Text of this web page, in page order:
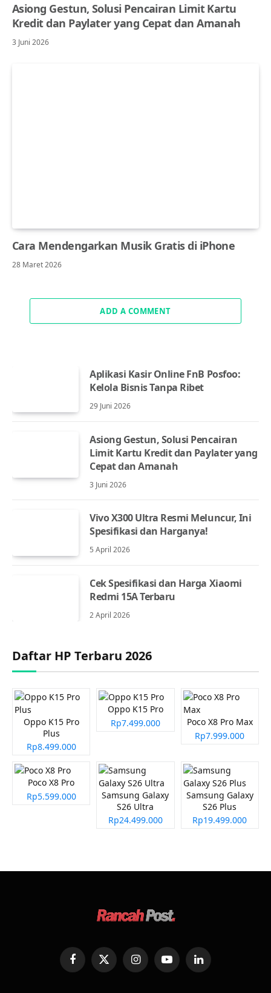
Asiong Gestun, Solusi Pencairan Limit Kartu
Kredit dan Paylater yang Cepat dan Amanah
3 Juni 2026
Cara Mendengarkan Musik Gratis di iPhone
28 Maret 2026
ADD A COMMENT
Aplikasi Kasir Online FnB Posfoo:
Kelola Bisnis Tanpa Ribet
29 Juni 2026
Asiong Gestun, Solusi Pencairan
Limit Kartu Kredit dan Paylater yang
Cepat dan Amanah
3 Juni 2026
Vivo X300 Ultra Resmi Meluncur, Ini
Spesifikasi dan Harganya!
5 April 2026
Cek Spesifikasi dan Harga Xiaomi
Redmi 15A Terbaru
2 April 2026
Daftar HP Terbaru 2026
Oppo K15 Pro
Plus
Rp8.499.000
Oppo K15 Pro
Rp7.499.000
Poco X8 Pro Max
Rp7.999.000
Poco X8 Pro
Rp5.599.000
Samsung Galaxy
S26 Ultra
Rp24.499.000
Samsung Galaxy
S26 Plus
Rp19.499.000
FacebookX
(Twitter)
InstagramYouTubeLinkedIn